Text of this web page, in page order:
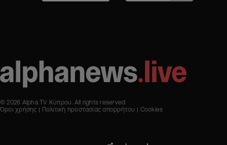
© 2026 Alpha TV Κύπρου. All rights reserved
Όροι χρήσης
Πολιτική προστασίας απορρήτου Cookies